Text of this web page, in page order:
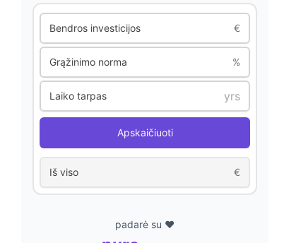
Bendros investicijos €
Grąžinimo norma %
Laiko tarpas
Apskaičiuoti
Iš viso €
padarė su ❤️